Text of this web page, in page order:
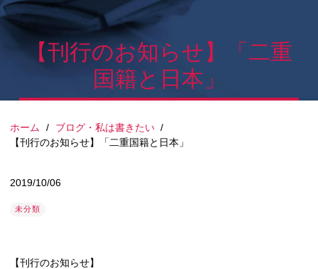
【刊行のお知らせ】「二重
国籍と日本」
ホーム / ブログ・私は書きたい /
【刊行のお知らせ】「二重国籍と日本」
2019/10/06
未分類
【刊行のお知らせ】